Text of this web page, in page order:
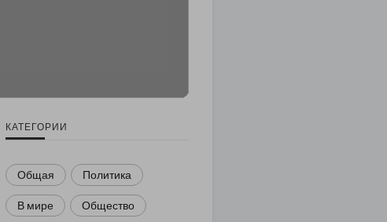
КАТЕГОРИИ
Общая Политика
В мире Общество